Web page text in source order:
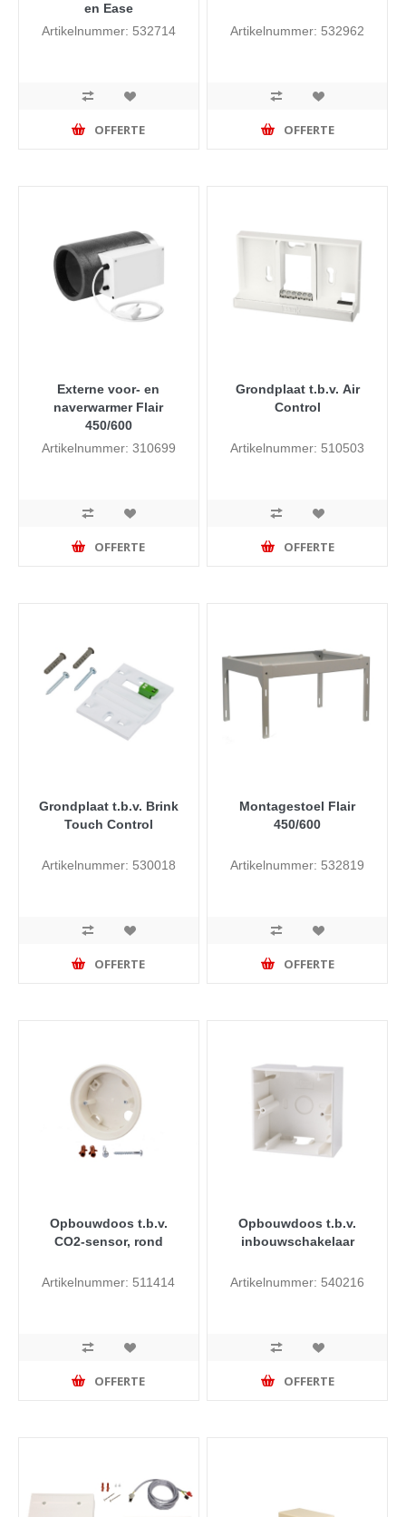
en Ease
Artikelnummer: 532714
OFFERTE
Artikelnummer: 532962
OFFERTE
Externe voor- en
naverwarmer Flair
450/600
Artikelnummer: 310699
OFFERTE
Grondplaat t.b.v. Air
Control
Artikelnummer: 510503
OFFERTE
Grondplaat t.b.v. Brink
Touch Control
Artikelnummer: 530018
OFFERTE
Montagestoel Flair
450/600
Artikelnummer: 532819
OFFERTE
Opbouwdoos t.b.v.
CO2-sensor, rond
Artikelnummer: 511414
OFFERTE
Opbouwdoos t.b.v.
inbouwschakelaar
Artikelnummer: 540216
OFFERTE